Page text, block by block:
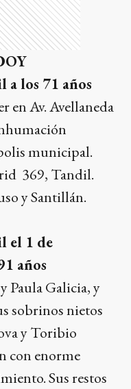
a los 71 años
en Av. Avellaneda
municipal.
369, Tandil.
y Santillán.
el 1 de
años
Paula Galicia, y
sobrinos nietos
y Toribio
con enorme
Sus restos